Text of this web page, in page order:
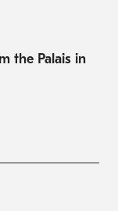
the Palais in